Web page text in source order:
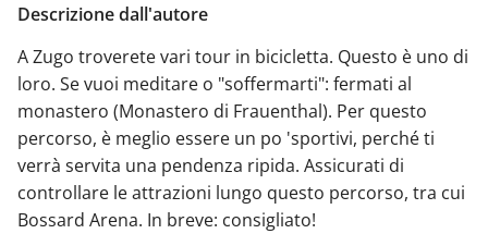
Descrizione dall'autore
A Zugo troverete vari tour in bicicletta. Questo è uno di
loro. Se vuoi meditare o "soffermarti": fermati al
monastero (Monastero di Frauenthal). Per questo
percorso, è meglio essere un po 'sportivi, perché ti
verrà servita una pendenza ripida. Assicurati di
controllare le attrazioni lungo questo percorso, tra cui
Bossard Arena. In breve: consigliato!